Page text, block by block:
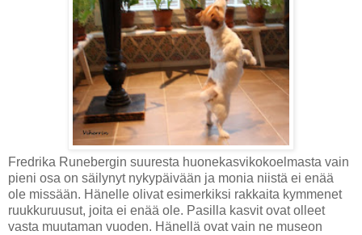
Fredrika Runebergin suuresta huonekasvikokoelmasta vain
pieni osa on säilynyt nykypäivään ja monia niistä ei enää
ole missään. Hänelle olivat esimerkiksi rakkaita kymmenet
ruukkuruusut, joita ei enää ole. Pasilla kasvit ovat olleet
vasta muutaman vuoden. Hänellä ovat vain ne museon